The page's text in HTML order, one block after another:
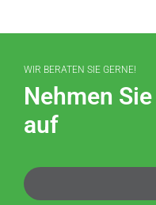
WIR BERATEN SIE GERNE!
Nehmen
auf